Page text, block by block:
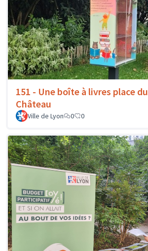
151 - Une boîte à livres place du
Château
Ville de Lyon 0 0